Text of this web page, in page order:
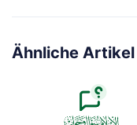
Ähnliche Artikel